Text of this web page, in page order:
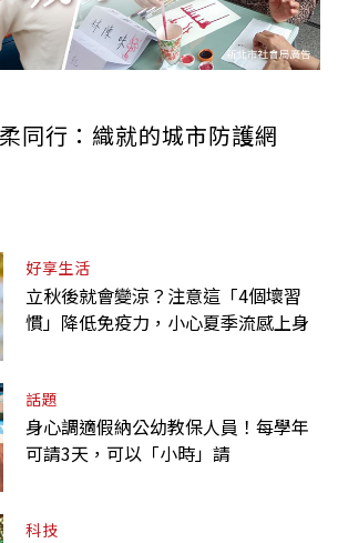
同行：織就的城市防護網
好享生活
立秋後就會變涼？注意這「4個壞習
慣」降低免疫力，小心夏季流感上身
話題
身心調適假納公幼教保人員！每學年
可請3天，可以「小時」請
科技